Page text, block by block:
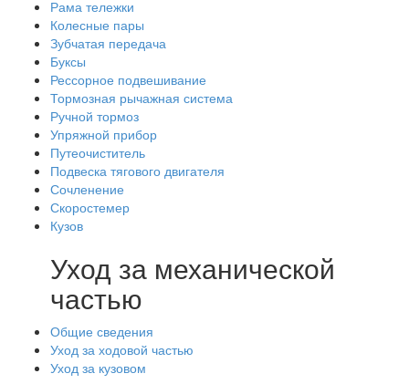
Рама тележки
Колесные пары
Зубчатая передача
Буксы
Рессорное подвешивание
Тормозная рычажная система
Ручной тормоз
Упряжной прибор
Путеочиститель
Подвеска тягового двигателя
Сочленение
Скоростемер
Кузов
Уход за механической
частью
Общие сведения
Уход за ходовой частью
Уход за кузовом